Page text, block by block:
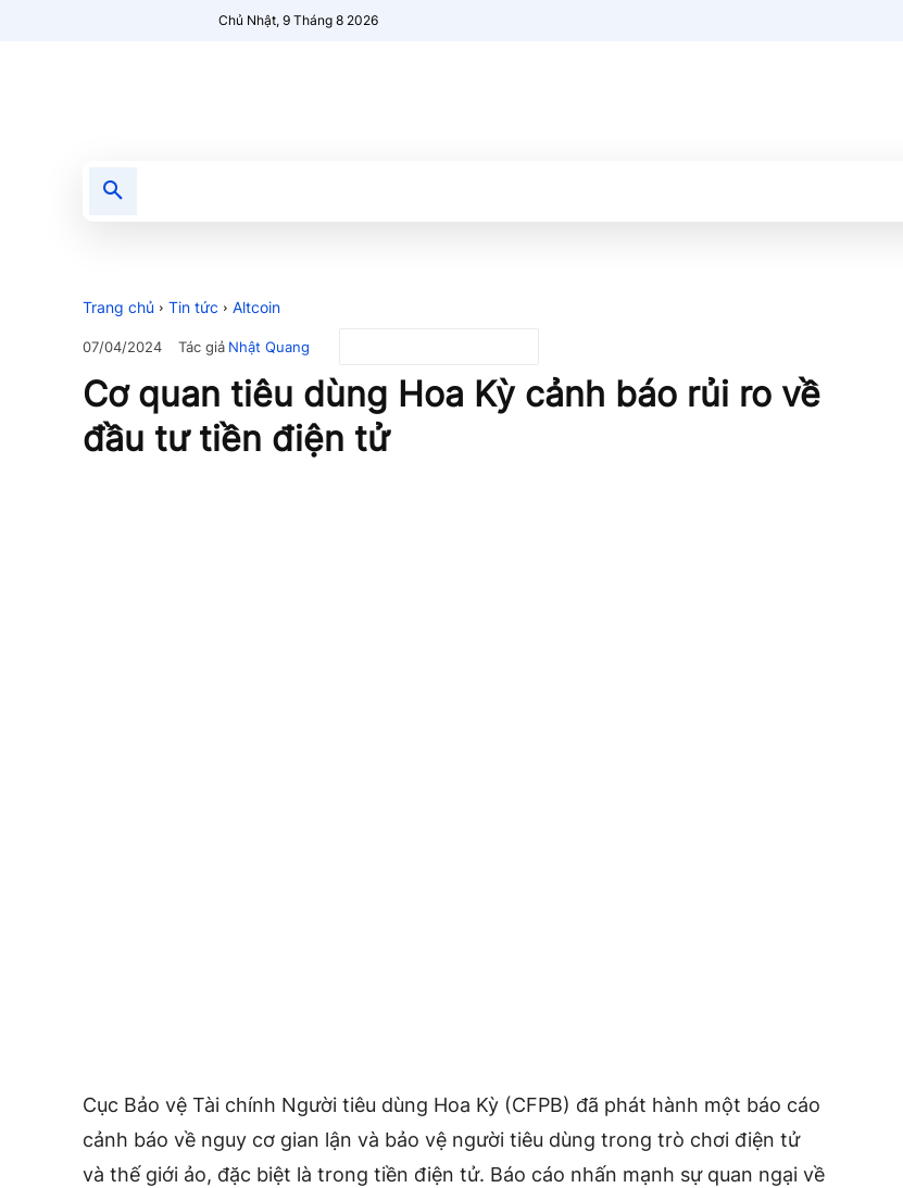
Chủ Nhật, 9 Tháng 8 2026
Trang chủ Tin tức Altcoin
07/04/2024 Tác giả Nhật Quang
Cơ quan tiêu dùng Hoa Kỳ cảnh báo rủi ro về
đầu tư tiền điện tử
Cục Bảo vệ Tài chính Người tiêu dùng Hoa Kỳ (CFPB) đã phát hành một báo cáo
cảnh báo về nguy cơ gian lận và bảo vệ người tiêu dùng trong trò chơi điện tử
và thế giới ảo, đặc biệt là trong tiền điện tử. Báo cáo nhấn mạnh sự quan ngại về